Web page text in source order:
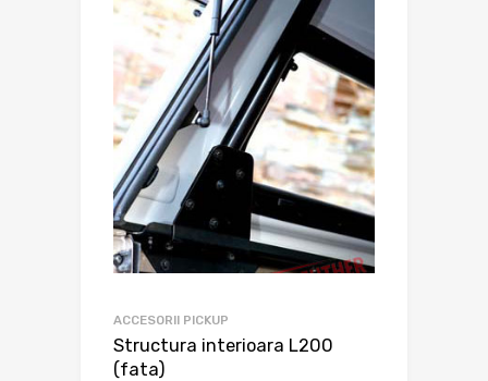
ACCESORII PICKUP
Structura interioara L200
(fata)